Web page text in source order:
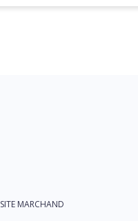
SITE MARCHAND